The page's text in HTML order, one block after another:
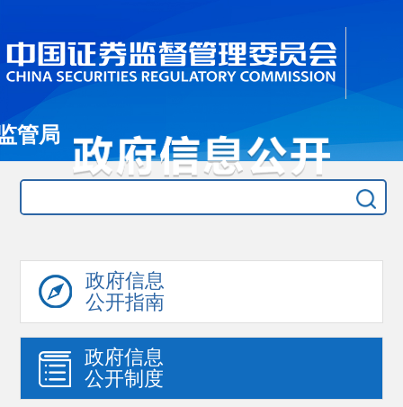
管局
政府信息
公开指南
政府信息
公开制度